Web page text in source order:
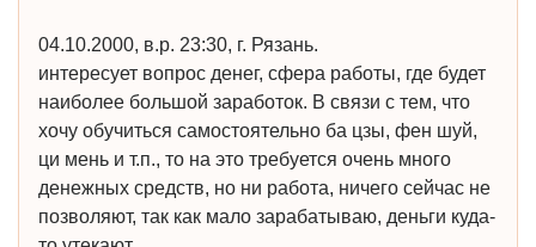
04.10.2000, в.р. 23:30, г. Рязань.
интересует вопрос денег, сфера работы, где будет
наиболее большой заработок. В связи с тем, что
хочу обучиться самостоятельно ба цзы, фен шуй,
ци мень и т.п., то на это требуется очень много
денежных средств, но ни работа, ничего сейчас не
позволяют, так как мало зарабатываю, деньги куда-